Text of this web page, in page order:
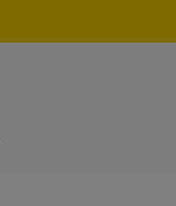
principal